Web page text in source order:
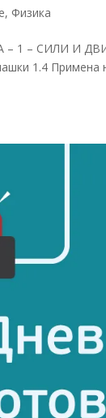
, Физика
– 1 – СИЛИ И
1.4 Примена